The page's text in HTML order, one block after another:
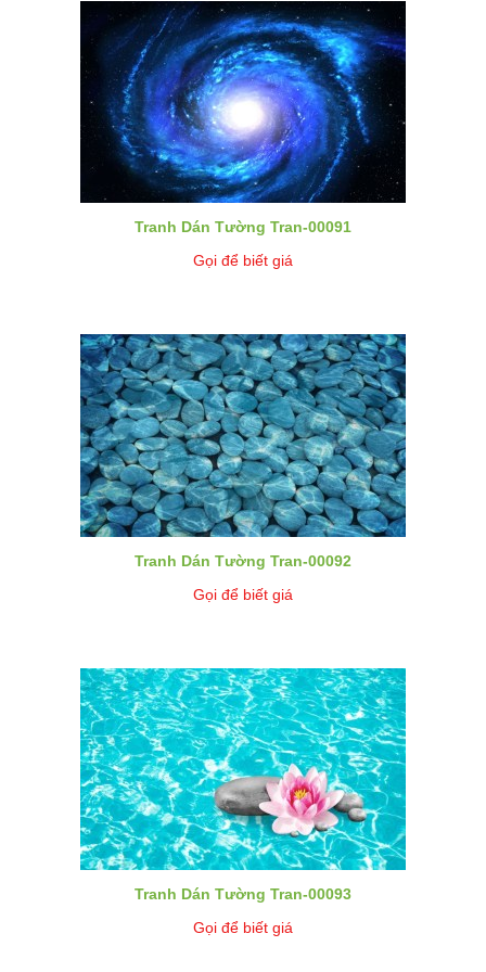
Tranh Dán Tường Tran-00091
Gọi để biết giá
Tranh Dán Tường Tran-00092
Gọi để biết giá
Tranh Dán Tường Tran-00093
Gọi để biết giá